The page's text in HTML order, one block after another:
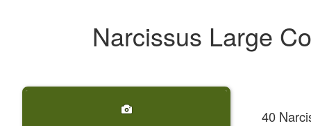
Narcissus Large
40